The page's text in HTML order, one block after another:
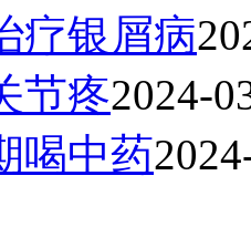
疗银屑病
节疼2024-
喝中药